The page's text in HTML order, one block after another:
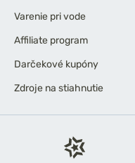
Varenie pri vode
Affiliate program
Darčekové kupóny
Zdroje na stiahnutie